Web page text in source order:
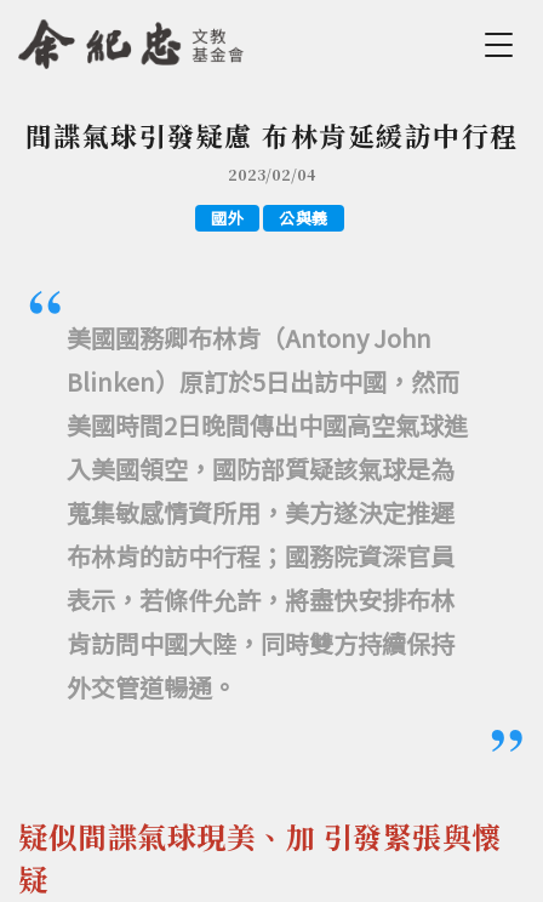
Jump to Navigation
Jump to Main content
您在這裡
間諜氣球引發疑慮 布林肯延緩訪中行程
2023/02/04
國外 公與義
美國國務卿布林肯（Antony John
Blinken）原訂於5日出訪中國，然而
美國時間2日晚間傳出中國高空氣球進
入美國領空，國防部質疑該氣球是為
蒐集敏感情資所用，美方遂決定推遲
布林肯的訪中行程；國務院資深官員
表示，若條件允許，將盡快安排布林
肯訪問中國大陸，同時雙方持續保持
外交管道暢通。
疑似間諜氣球現美、加 引發緊張與懷
疑